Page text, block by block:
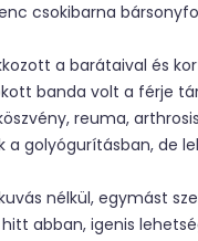
csokibarna
a barátaival és
banda volt a férje
reuma,
golyógurításban, de
nélkül, egymást
abban, igenis